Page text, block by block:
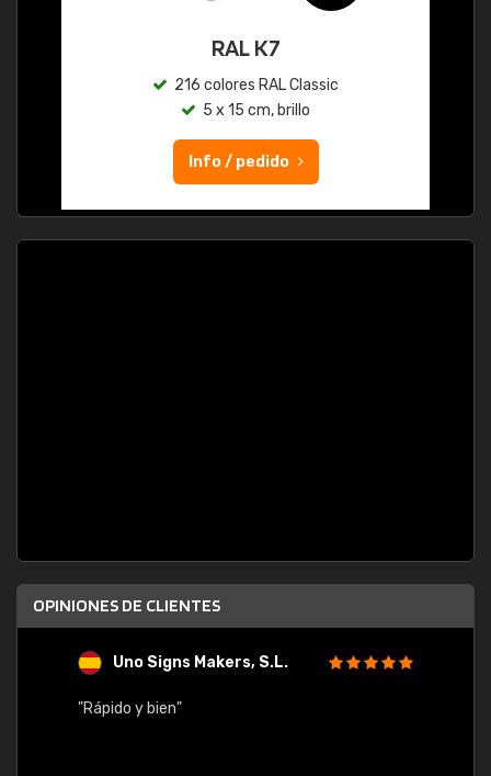
RAL K7
216 colores RAL Classic
5 x 15 cm, brillo
Info / pedido
OPINIONES DE CLIENTES
Uno Signs Makers, S.L.
"Rápido y bien"